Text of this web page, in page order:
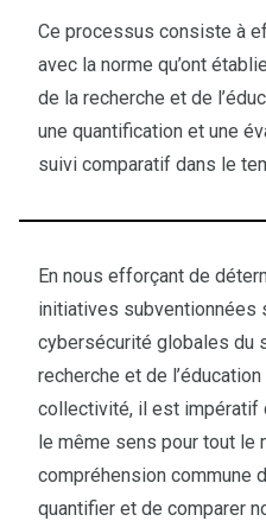
Ce processus consiste à
avec la norme qu’ont
de la recherche et de
une quantification et une
suivi comparatif dans le
En nous efforçant de
initiatives subventionnées
cybersécurité globales du
recherche et de
collectivité, il est impératif
le même sens pour tout le
compréhension commune
quantifier et de comparer